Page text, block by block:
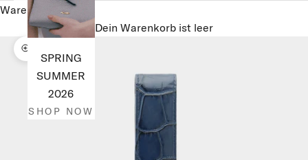
SPRING
SUMMER
2026
SHOP NOW
Warenkorb
Dein Warenkorb ist leer
Bild vergrößern